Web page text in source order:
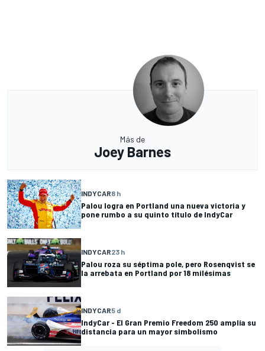
Más de
Joey Barnes
INDYCAR8 h
Palou logra en Portland una nueva victoria y
pone rumbo a su quinto título de IndyCar
INDYCAR23 h
Palou roza su séptima pole, pero Rosenqvist se
la arrebata en Portland por 18 milésimas
INDYCAR5 d
IndyCar - El Gran Premio Freedom 250 amplía su
distancia para un mayor simbolismo